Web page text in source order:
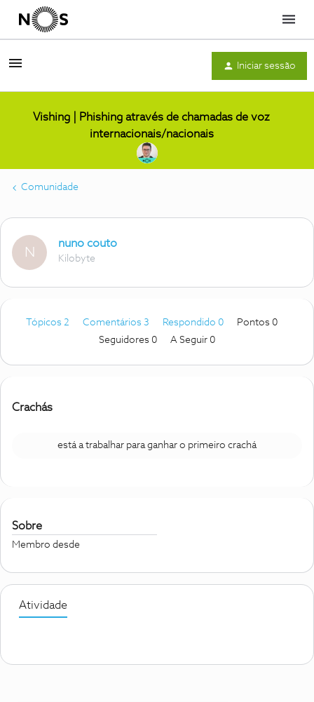
Menu
Iniciar sessão
Vishing | Phishing através de chamadas de voz
internacionais/nacionais
Comunidade
N
nuno couto
Kilobyte
Tópicos 2 Comentários 3 Respondido 0
Pontos 0
Seguidores 0 A Seguir 0
Crachás
está a trabalhar para ganhar o primeiro crachá
Sobre
Membro desde
Atividade